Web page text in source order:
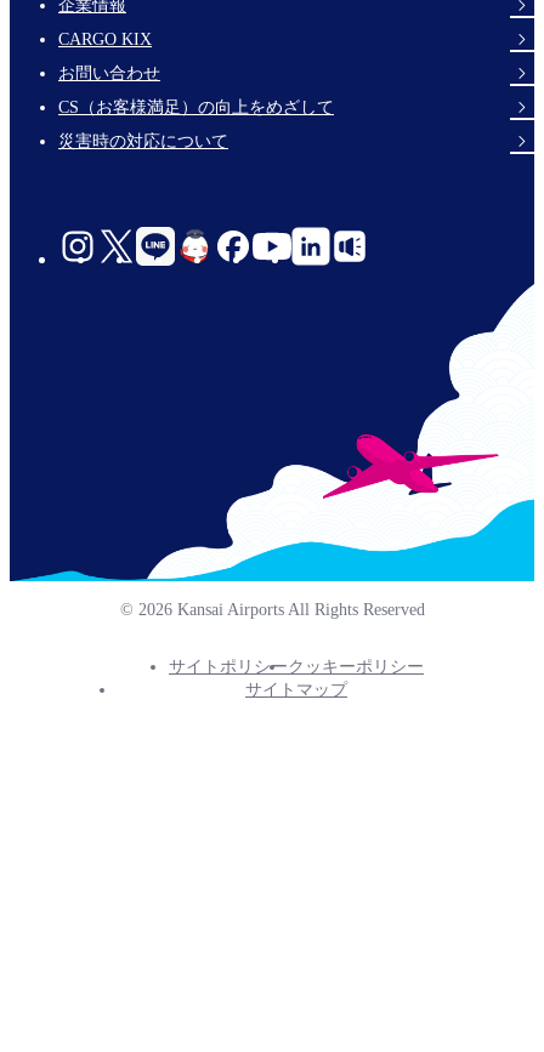
Footer
Links
企業情報
CARGO KIX
お問い合わせ
CS（お客様満足）の向上をめざして
災害時の対応について
social-
© 2026 Kansai Airports All Rights Reserved
サイトポリシークッキーポリシー
サイトマップ